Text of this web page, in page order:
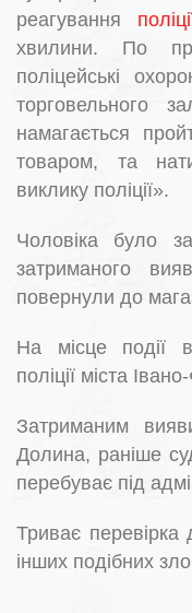
реагування
хвилини. По
поліцейські
торговельного
намагається
товаром, та
виклику поліції».
Чоловіка було
затриманого
повернули до
На місце події
поліції міста
Затриманим
Долина, раніше
перебуває під
Триває перевірка
інших подібних